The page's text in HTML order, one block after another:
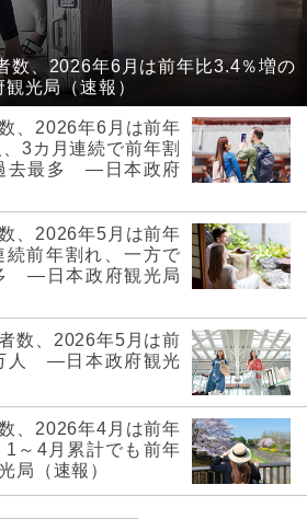
数、2026年6月は前年比3.4％増の
光局（速報）
、2026年6月は前年
3カ月連続で前年割
去最多 ―日本政府
、2026年5月は前年
前年割れ、一方で
―日本政府観光局
数、2026年5月は前
人 ―日本政府観光
、2026年4月は前年
～4月累計でも前年
（速報）